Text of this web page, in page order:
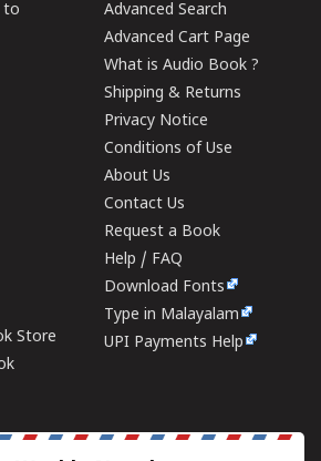
to
Store
Advanced Search
Advanced Cart Page
What is Audio Book ?
Shipping & Returns
Privacy Notice
Conditions of Use
About Us
Contact Us
Request a Book
Help / FAQ
Download Fonts
Type in Malayalam
UPI Payments Help